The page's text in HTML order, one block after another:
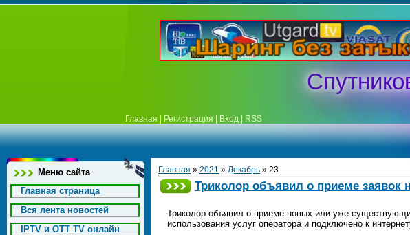
Главная Регистрация Вход RSS
Меню сайта
Главная страница
Вся лента новостей
IPTV и OTT TV онлайн
Главная » 2021 » Декабрь » 23
Триколор объявил о приеме заявок
Триколор объявил о приеме новых или уже
использования услуг оператора и подключено к